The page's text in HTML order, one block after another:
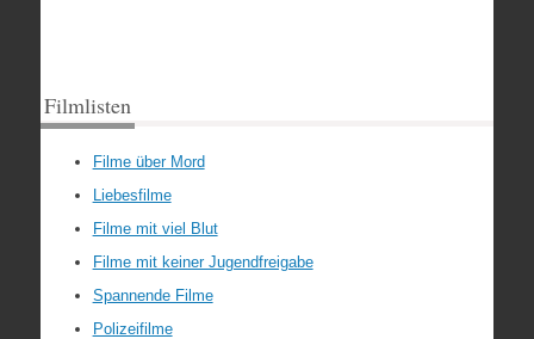
Filmlisten
Filme über Mord
Liebesfilme
Filme mit viel Blut
Filme mit keiner Jugendfreigabe
Spannende Filme
Polizeifilme